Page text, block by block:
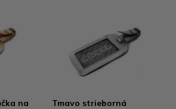
na
Tmavo strieborná